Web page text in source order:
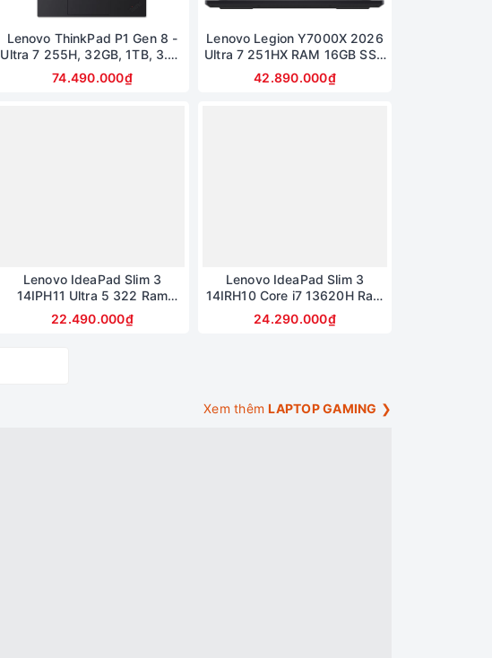
Lenovo ThinkPad P1 Gen 8 -
Ultra 7 255H, 32GB, 1TB, 3.2K
120Hz
74.490.000₫
Lenovo Legion Y7000X 2026
Ultra 7 251HX RAM 16GB SSD
1TB RTX 5060 Màn hình
15.3inch 2.5K OLED 165Hz
42.890.000₫
Lenovo IdeaPad Slim 3
14IPH11 Ultra 5 322 Ram
16GB SSD 512GB Intel®
Graphics Màn hình 14inch
22.490.000₫
Lenovo IdeaPad Slim 3
14IRH10 Core i7 13620H Ram
24GB SSD 512GB Intel UHD
Graphics Màn hình 14inch
24.290.000₫
Xem thêmLAPTOP GAMING ❯